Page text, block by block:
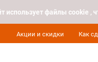
использует файлы cookie ,
Акции и скидки Как